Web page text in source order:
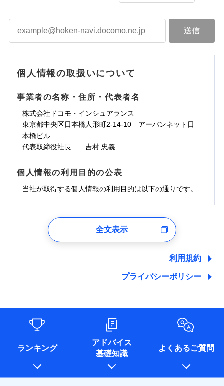
個人情報の取扱いについて
事業者の名称・住所・代表者名
株式会社ドコモ・インシュアランス
東京都中央区日本橋人形町2-14-10 アーバンネット日
本橋ビル
代表取締役社長 吉村 忠義
個人情報の利用目的の公表
当社が取得する個人情報の利用目的は以下の通りです。
ユーザー登録受付および、管理のため
しくは委託を受けている保険会社・提携会社の保険その他に
た維持管理等の委託業務遂行のため、またそれらに付帯、関
各種セミナーの開催のため
コンサルティングサービスの実施のため
アンケートやキャンペーン等の実施のため
上記に係る案内・手続き・管理等付帯業務を行うため
* 当社が委託を受けている保険会社の情報は、保険会社
全文表示
利用規約
プライバシーポリシー
ランキング
アドバイス
基礎知識
よくあるご質問